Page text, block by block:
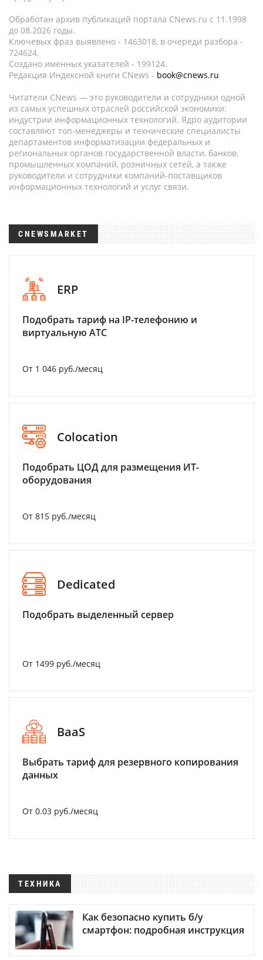
Обработан архив публикаций портала CNews.ru c 11.1998
до 08.2026 годы.
Ключевых фраз выявлено - 1463018, в очереди разбора -
724624.
Создано именных указателей - 199124.
Редакция Индексной книги CNews - book@cnews.ru
Читатели CNews — это руководители и сотрудники одной
из самых успешных отраслей российской экономики:
индустрии информационных технологий. Ядро аудитории
составляют топ-менеджеры и технические специалисты
департаментов информатизации федеральных и
региональных органов государственной власти, банков,
промышленных компаний, розничных сетей, а также
руководители и сотрудники компаний-поставщиков
информационных технологий и услуг связи.
CNEWSMARKET
ERP
Подобрать тариф на IP-телефонию и
виртуальную АТС
От 1 046 руб./месяц
Colocation
Подобрать ЦОД для размещения ИТ-
оборудования
От 815 руб./месяц
Dedicated
Подобрать выделенный сервер
От 1499 руб./месяц
BaaS
Выбрать тариф для резервного копирования
данных
От 0.03 руб./месяц
ТЕХНИКА
Как безопасно купить б/у
смартфон: подробная инструкция